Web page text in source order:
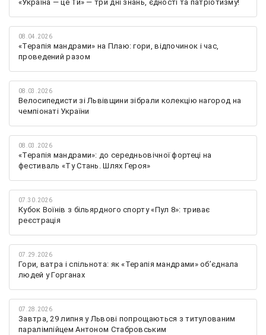
«Україна — це Ти» — три дні знань, єдності та патріотизму!
08.04.2026
«Терапія мандрами» на Плаю: гори, відпочинок і час,
проведений разом
08.03.2026
Велосипедисти зі Львівщини зібрали колекцію нагород на
чемпіонаті України
08.03.2026
«Терапія мандрами»: до середньовічної фортеці на
фестиваль «Ту Стань. Шлях Героя»
07.30.2026
Кубок Воїнів з більярдного спорту «Пул 8»: триває
реєстрація
07.29.2026
Гори, ватра і спільнота: як «Терапія мандрами» об’єднала
людей у Горганах
07.28.2026
Завтра, 29 липня у Львові попрощаються з титулованим
паралімпійцем Антоном Стабровським